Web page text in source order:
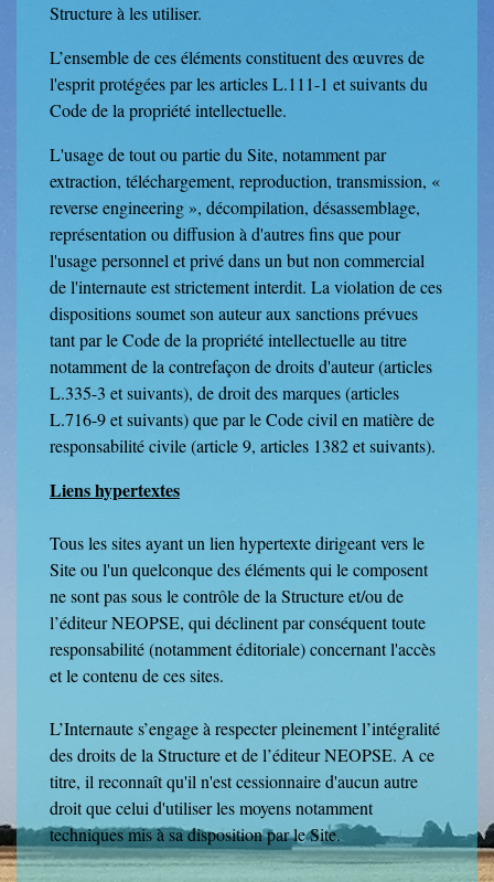
Structure à les utiliser.
L’ensemble de ces éléments constituent des œuvres de
l'esprit protégées par les articles L.111-1 et suivants du
Code de la propriété intellectuelle.
L'usage de tout ou partie du Site, notamment par
extraction, téléchargement, reproduction, transmission, «
reverse engineering », décompilation, désassemblage,
représentation ou diffusion à d'autres fins que pour
l'usage personnel et privé dans un but non commercial
de l'internaute est strictement interdit. La violation de ces
dispositions soumet son auteur aux sanctions prévues
tant par le Code de la propriété intellectuelle au titre
notamment de la contrefaçon de droits d'auteur (articles
L.335-3 et suivants), de droit des marques (articles
L.716-9 et suivants) que par le Code civil en matière de
responsabilité civile (article 9, articles 1382 et suivants).
Liens hypertextes
Tous les sites ayant un lien hypertexte dirigeant vers le
Site ou l'un quelconque des éléments qui le composent
ne sont pas sous le contrôle de la Structure et/ou de
l’éditeur NEOPSE, qui déclinent par conséquent toute
responsabilité (notamment éditoriale) concernant l'accès
et le contenu de ces sites.
L’Internaute s’engage à respecter pleinement l’intégralité
des droits de la Structure et de l’éditeur NEOPSE. A ce
titre, il reconnaît qu'il n'est cessionnaire d'aucun autre
droit que celui d'utiliser les moyens notamment
techniques mis à sa disposition par le Site.